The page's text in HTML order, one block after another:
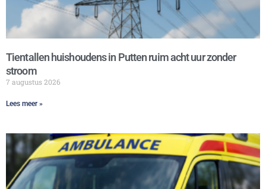
Tientallen huishoudens in Putten ruim acht uur zonder
stroom
7 augustus 2026
Lees meer »